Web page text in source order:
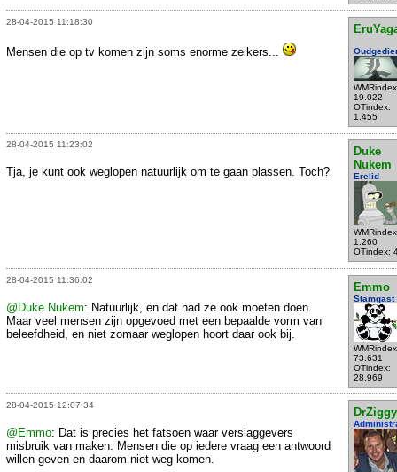
28-04-2015 11:18:30
19.022
OTindex:
1.455
Mensen die op tv komen zijn soms enorme zeikers...
28-04-2015 11:23:02
Duke
Nukem
Erelid
1.260
OTindex:
Tja, je kunt ook weglopen natuurlijk om te gaan plassen. Toch?
28-04-2015 11:36:02
Emmo
Stamgast
73.631
OTindex:
28.969
@Duke Nukem: Natuurlijk, en dat had ze ook moeten doen.
Maar veel mensen zijn opgevoed met een bepaalde vorm van
beleefdheid, en niet zomaar weglopen hoort daar ook bij.
28-04-2015 12:07:34
DrZiggy
@Emmo: Dat is precies het fatsoen waar verslaggevers
misbruik van maken. Mensen die op iedere vraag een antwoord
willen geven en daarom niet weg komen.